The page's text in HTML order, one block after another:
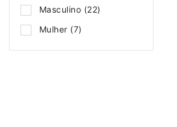
Masculino (22)
Mulher (7)